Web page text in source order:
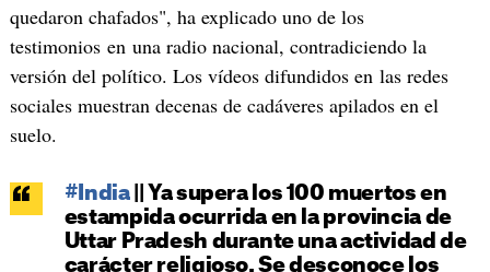
quedaron chafados", ha explicado uno de los
testimonios en una radio nacional, contradiciendo la
versión del político. Los vídeos difundidos en las redes
sociales muestran decenas de cadáveres apilados en el
suelo.
#India|| Ya supera los 100 muertos en
estampida ocurrida en la provincia de
Uttar Pradesh durante una actividad de
carácter religioso. Se desconoce los